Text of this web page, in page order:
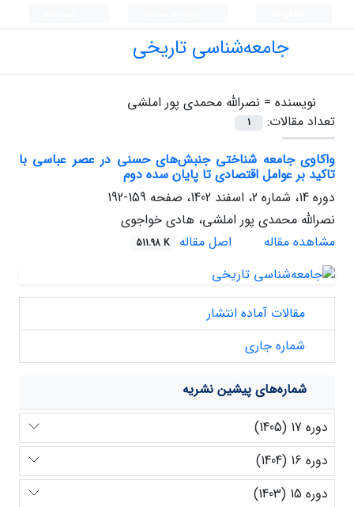
جامعه‌شناسی تاریخی
نویسنده = نصرالله محمدی پور املشی
تعداد مقالات:
1
واکاوی جامعه شناختی جنبش‌های حسنی در عصر عباسی با
تاکید بر عوامل اقتصادی تا پایان سده دوم
دوره 14، شماره 2، اسفند 1402، صفحه
159-192
نصرالله محمدی پور املشی، هادی خواجوی
مشاهده مقاله
اصل مقاله 511.98 K
مقالات آماده انتشار
شماره جاری
شماره‌های پیشین نشریه
دوره 17 (1405)
دوره 16 (1404)
دوره 15 (1403)